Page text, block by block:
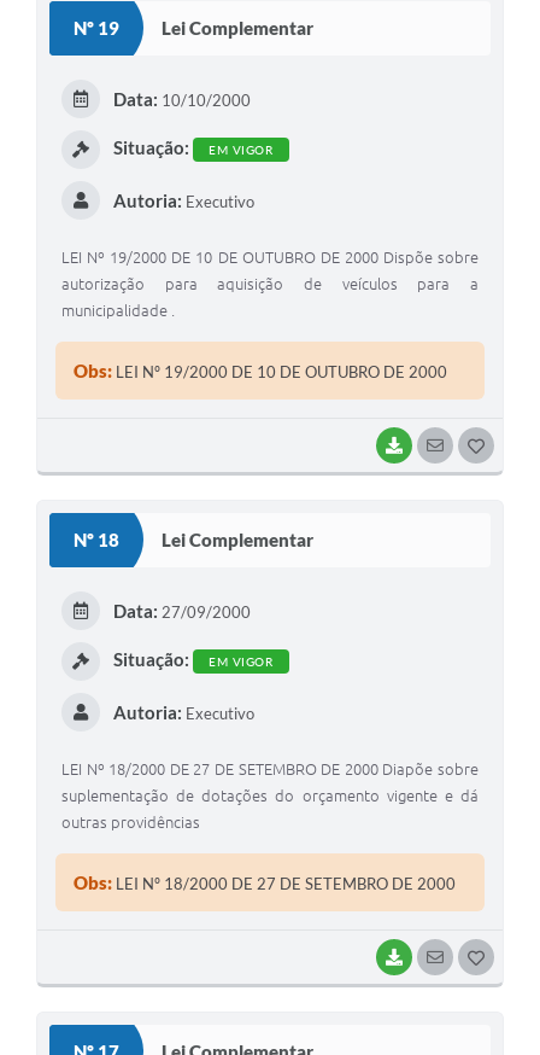
Nº 19 Lei Complementar
BAIXARSEGUIR
Data: 10/10/2000
Situação: EM VIGOR
Autoria: Executivo
LEI Nº 19/2000 DE 10 DE OUTUBRO DE 2000 Dispõe sobre
autorização para aquisição de veículos para a
municipalidade .
Obs: LEI Nº 19/2000 DE 10 DE OUTUBRO DE 2000
Nº 18 Lei Complementar
BAIXARSEGUIR
Data: 27/09/2000
Situação: EM VIGOR
Autoria: Executivo
LEI Nº 18/2000 DE 27 DE SETEMBRO DE 2000 Diapõe sobre
suplementação de dotações do orçamento vigente e dá
outras providências
Obs: LEI Nº 18/2000 DE 27 DE SETEMBRO DE 2000